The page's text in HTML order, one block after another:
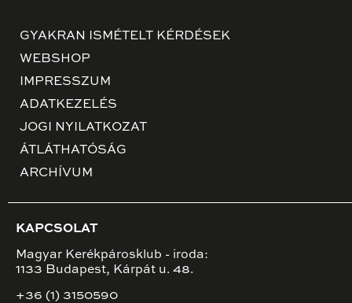
GYAKRAN ISMÉTELT KÉRDÉSEK
WEBSHOP
IMPRESSZUM
ADATKEZELÉS
JOGI NYILATKOZAT
ÁTLÁTHATÓSÁG
ARCHÍVUM
KAPCSOLAT
Magyar Kerékpárosklub - iroda:
1133 Budapest, Kárpát u. 48.
+36 (1) 3150590